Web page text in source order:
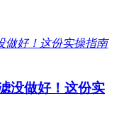
没做好！这份实